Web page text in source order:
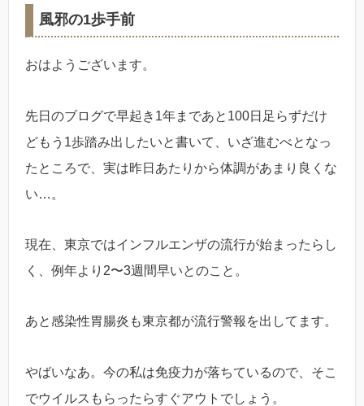
風邪の1歩手前
おはようございます。
先日のブログで早起き1年まであと100日足らずだけ
どもう1歩踏み出したいと書いて、いざ進むべとなっ
たところで、実は昨日あたりから体調があまり良くな
い…。
現在、東京ではインフルエンザの流行が始まったらし
く、例年より2〜3週間早いとのこと。
あと感染性胃腸炎も東京都が流行警報を出してます。
やばいなあ。今の私は免疫力が落ちているので、そこ
でウイルスもらったらすぐアウトでしょう。